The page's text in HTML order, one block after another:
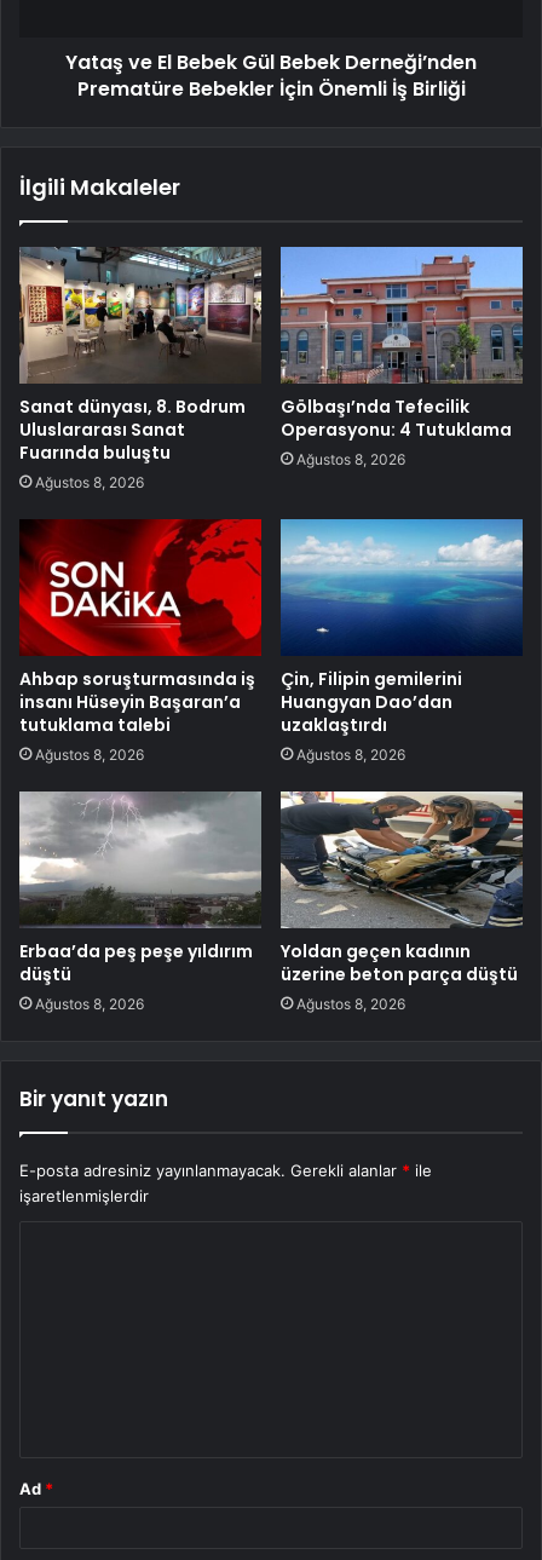
Yataş ve El Bebek Gül Bebek Derneği’nden
Prematüre Bebekler İçin Önemli İş Birliği
İlgili Makaleler
Sanat dünyası, 8. Bodrum
Uluslararası Sanat
Fuarında buluştu
Ağustos 8, 2026
Gölbaşı’nda Tefecilik
Operasyonu: 4 Tutuklama
Ağustos 8, 2026
Ahbap soruşturmasında iş
insanı Hüseyin Başaran’a
tutuklama talebi
Ağustos 8, 2026
Çin, Filipin gemilerini
Huangyan Dao’dan
uzaklaştırdı
Ağustos 8, 2026
Erbaa’da peş peşe yıldırım
düştü
Ağustos 8, 2026
Yoldan geçen kadının
üzerine beton parça düştü
Ağustos 8, 2026
Bir yanıt yazın
E-posta adresiniz yayınlanmayacak. Gerekli alanlar * ile
işaretlenmişlerdir
Ad *